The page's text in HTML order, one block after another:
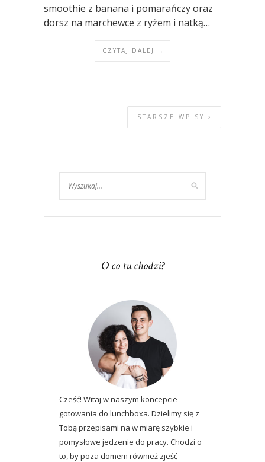
smoothie z banana i pomarańczy oraz
dorsz na marchewce z ryżem i natką…
CZYTAJ DALEJ →
STARSZE WPISY
O co tu chodzi?
Cześć! Witaj w naszym koncepcie
gotowania do lunchboxa. Dzielimy się z
Tobą przepisami na w miarę szybkie i
pomysłowe jedzenie do pracy. Chodzi o
to, by poza domem również zjeść